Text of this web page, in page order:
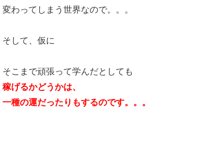
変わってしまう世界なので。。。
そして、仮に
そこまで頑張って学んだとしても
稼げるかどうかは、
一種の運だったりもするのです。。。